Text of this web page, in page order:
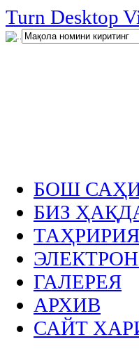
Turn Desktop
.
БОШ
БИЗ
ГАЛЕРЕЯ
АРХИВ
САЙТ